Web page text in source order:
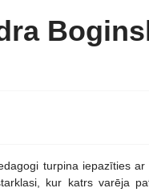
turpina iepazīties
kur katrs varēja